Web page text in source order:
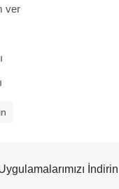
ver
İndirin